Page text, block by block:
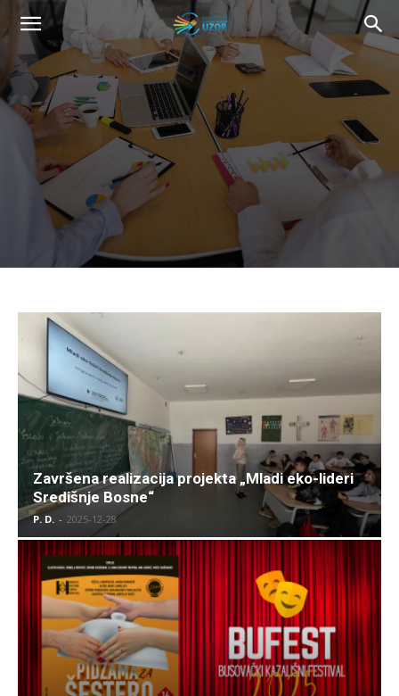
Završena realizacija projekta „Mladi eko-lideri
Središnje Bosne“
P. D. - 2025-12-28